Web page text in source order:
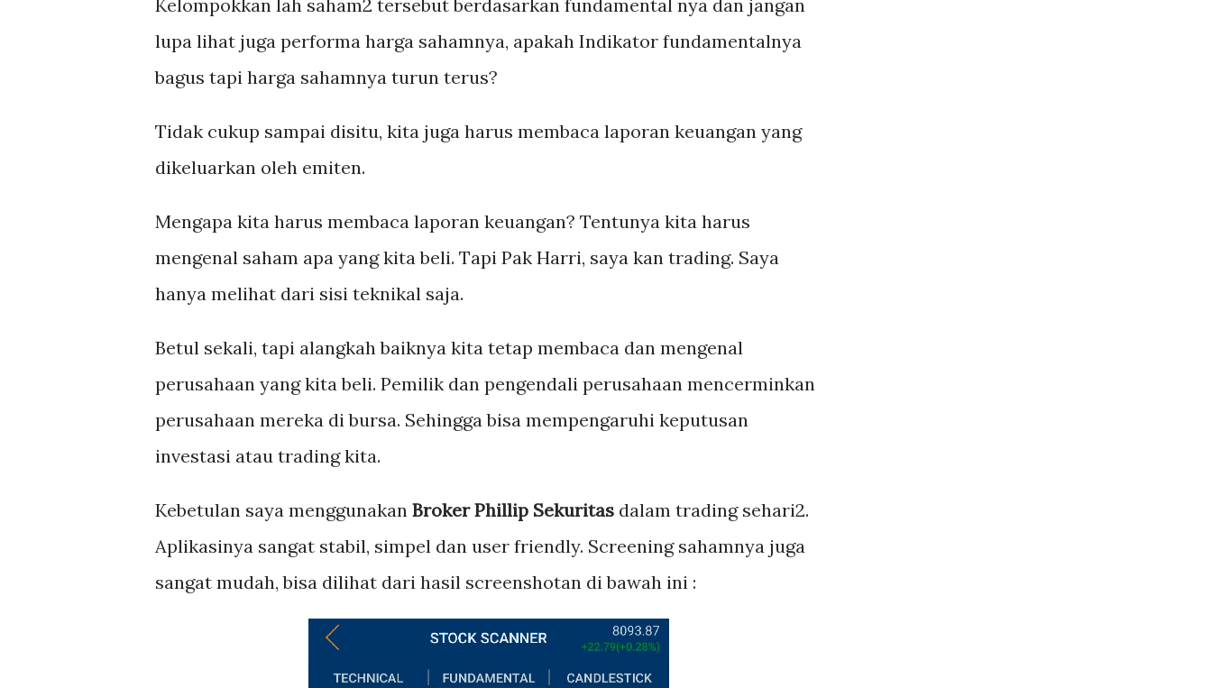
Kelompokkan lah saham2 tersebut berdasarkan fundamental nya dan jangan
lupa lihat juga performa harga sahamnya, apakah Indikator fundamentalnya
bagus tapi harga sahamnya turun terus?
Tidak cukup sampai disitu, kita juga harus membaca laporan keuangan yang
dikeluarkan oleh emiten.
Mengapa kita harus membaca laporan keuangan? Tentunya kita harus
mengenal saham apa yang kita beli. Tapi Pak Harri, saya kan trading. Saya
hanya melihat dari sisi teknikal saja.
Betul sekali, tapi alangkah baiknya kita tetap membaca dan mengenal
perusahaan yang kita beli. Pemilik dan pengendali perusahaan mencerminkan
perusahaan mereka di bursa. Sehingga bisa mempengaruhi keputusan
investasi atau trading kita.
Kebetulan saya menggunakan Broker Phillip Sekuritas dalam trading sehari2.
Aplikasinya sangat stabil, simpel dan user friendly. Screening sahamnya juga
sangat mudah, bisa dilihat dari hasil screenshotan di bawah ini :